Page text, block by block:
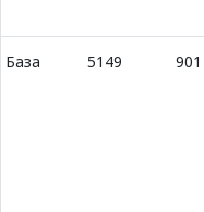
База 5149 901